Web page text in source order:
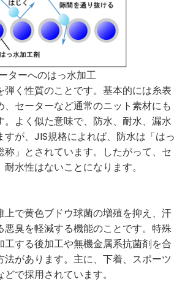
ターへのはっ水加工
く性質のことです。基本的には糸表
、セーターなど通常のニット素材にも
。よく似た意味で、防水、耐水、漏水
すが、JIS規格によれば、防水は「はっ
称」とされています。したがって、セ
水性はないことになります。
で黄色ブドウ球菌の増殖を抑え、汗
悪臭を軽減する機能のことです。特殊
工する後加工や無機金属系抗菌剤を合
法があります。主に、下着、スポーツ
で採用されています。